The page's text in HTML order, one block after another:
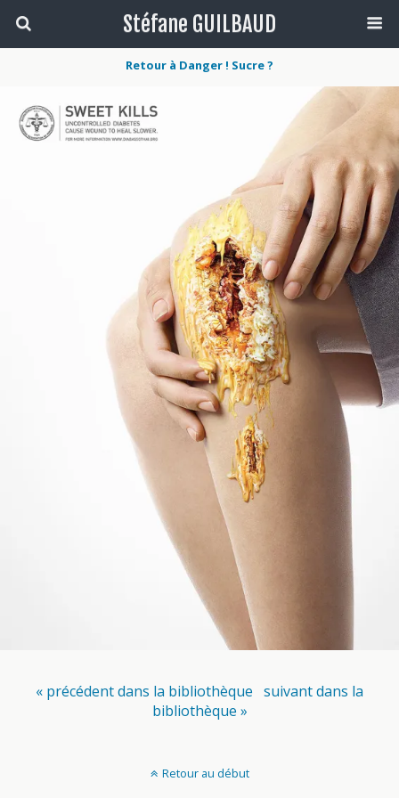
Stéfane GUILBAUD
Retour à Danger ! Sucre ?
« précédent dans la bibliothèque suivant dans la
bibliothèque »
Retour au début